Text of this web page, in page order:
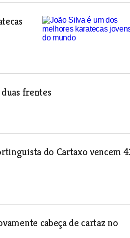
frentes
do Cartaxo vencem
cabeça de cartaz no